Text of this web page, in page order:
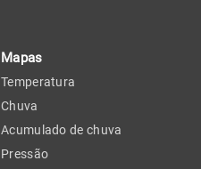
Mapas
Temperatura
Chuva
Acumulado de chuva
Pressão